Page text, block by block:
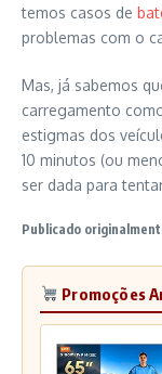
temos casos de
problemas com o
Mas, já sabemos
carregamento
estigmas dos
10 minutos (ou
ser dada para
Publicado
Promoções